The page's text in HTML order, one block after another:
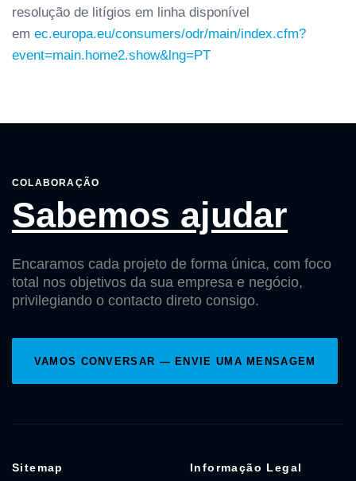
resolução de litígios em linha disponível
em ec.europa.eu/consumers/odr/main/index.cfm?
event=main.home2.show&lng=PT
COLABORAÇÃO
Sabemos ajudar
Encaramos cada projeto de forma única, com foco
total nos objetivos da sua empresa e negócio,
privilegiando o contacto direto consigo.
VAMOS CONVERSAR — ENVIE UMA MENSAGEM
Sitemap Informação Legal